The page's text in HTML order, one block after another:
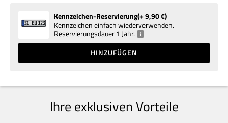
Kennzeichen-Reservierung+ 9,90€
Kennzeichen einfach wiederverwenden.
Reservierungsdauer 1 Jahr. i
HINZUFÜGEN
Ihre exklusiven Vorteile